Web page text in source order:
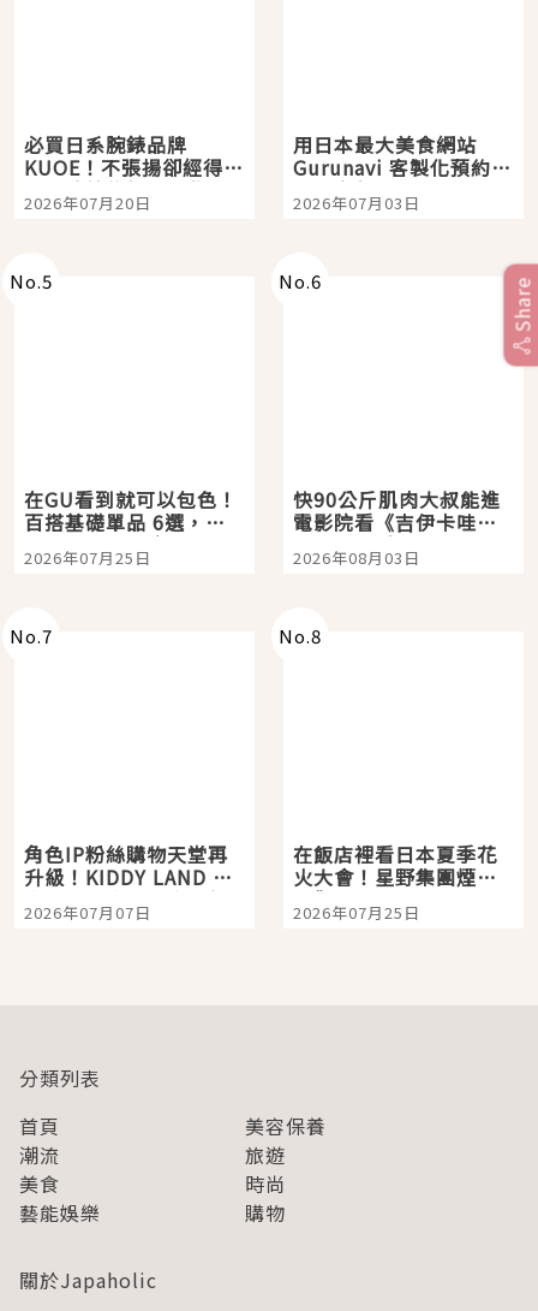
必買日系腕錶品牌
KUOE！不張揚卻經得起
時間洗鍊的經典之作五
選
2026年07月20日
用日本最大美食網站
Gurunavi 客製化預約九
大都市餐廳，打造專屬
美食體驗！
2026年07月03日
No.5
在GU看到就可以包色！
百搭基礎單品 6選，閉
眼全收也不心疼
2026年07月25日
No.6
快90公斤肌肉大叔能進
電影院看《吉伊卡哇》
嗎？日本重金屬樂團
「打首」會長與nagano
2026年08月03日
No.7
角色IP粉絲購物天堂再
升級！KIDDY LAND 原
宿店吉伊卡哇迎客，新
開幕 OMOKADO 店3分
2026年07月07日
No.8
在飯店裡看日本夏季花
火大會！星野集團煙火
景觀飯店6選，讓你不用
人擠人悠閒欣賞
2026年07月25日
Share
分類列表
首頁
美容保養
潮流
旅遊
美食
時尚
藝能娛樂
購物
關於Japaholic